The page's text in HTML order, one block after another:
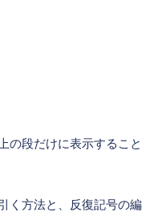
の段だけに表示すること
く方法と、反復記号の編